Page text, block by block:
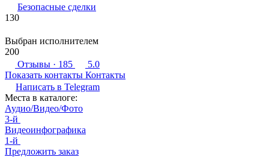
Безопасные сделки
130
Выбран исполнителем
200
Отзывы · 185
5.0
Показать контакты Контакты
Написать в Telegram
Места в каталоге:
Аудио/Видео/Фото
3-й
Видеоинфографика
1-й
Предложить заказ